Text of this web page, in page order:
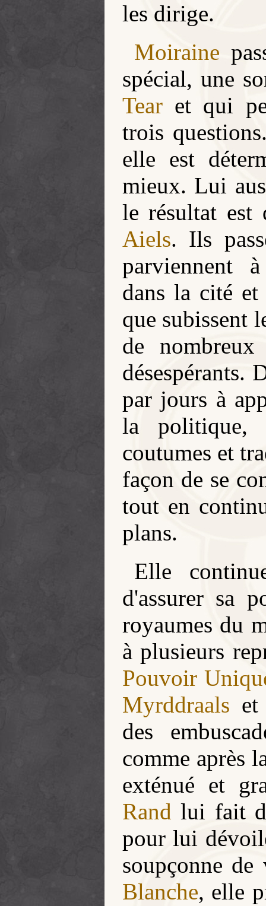
les dirige.
Moiraine
spécial, une
Tearet qui
trois
elle est
mieux. Lui
le résultat est
Aiels. Ils
parviennent
dans la cité
que subissent
de nombreux
désespérants.
par jours à
la politique,
coutumes et
façon de se
tout en
plans.
Elle
d'assurer sa
royaumes du
à plusieurs
Pouvoir
Myrddraals
des
comme après
exténué et
Rand lui fait
pour lui
soupçonne
Blanche, elle